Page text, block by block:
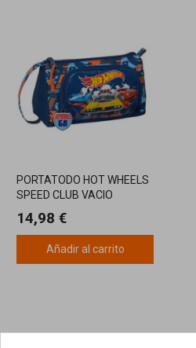
PORTATODO HOT WHEELS
SPEED CLUB VACIO
14,98 €
Añadir al carrito